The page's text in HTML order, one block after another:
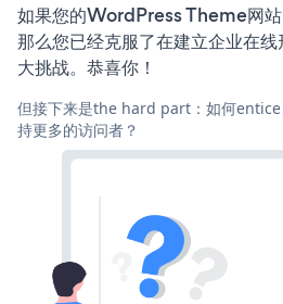
如果您的WordPress Theme网站
那么您已经克服了在建立企业在
大挑战。恭喜你！
但接下来是the hard part：如何
持更多的访问者？